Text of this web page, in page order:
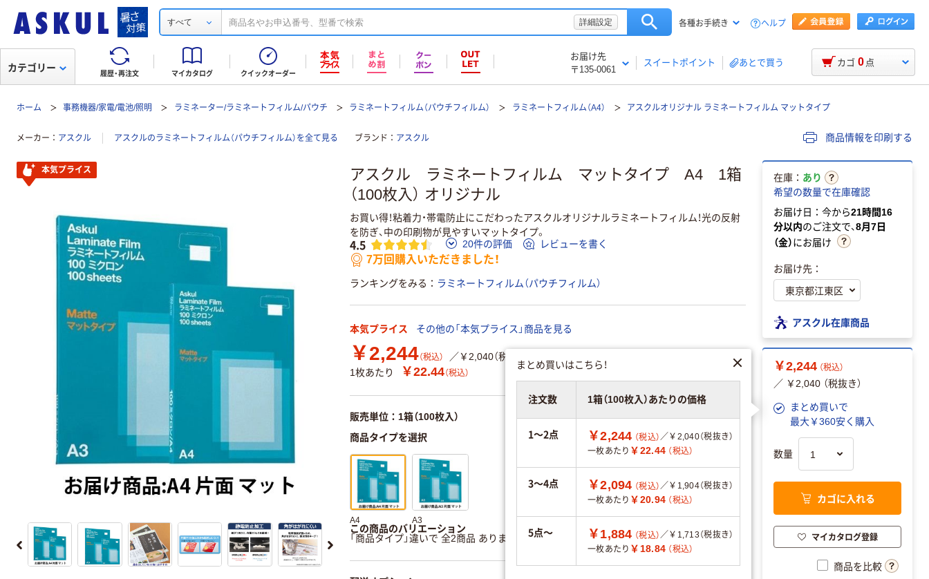
すべて 詳細設定 各種お手続き ヘルプ
履歴・再注文 マイカタログ クイックオーダー
お届け先
〒135-0061
スイートポイント あとで買う
カテゴリー カゴ 0 点
ホーム 事務機器/家電/電池/照明 ラミネーター/ラミネートフィルム/パウチ ラミネートフィルム（パウチフィルム） ラミネートフィルム（A4） アスクルオリジナル ラミネートフィルム マットタイプ
メーカー アスクル アスクルのラミネートフィルム（パウチフィルム）を全て見る ブランド アスクル 商品情報を印刷する
アスクル ラミネートフィルム マットタイプ A4 1箱
（100枚入） オリジナル
お買い得！粘着力・帯電防止にこだわったアスクルオリジナルラミネートフィルム！光の反射
を防ぎ、中の印刷物が見やすいマットタイプ。
4.5 20件の評価 レビューを書く
7万回購入いただきました！
ランキングをみる ラミネートフィルム（パウチフィルム）
本気プライス その他の「本気プライス」商品を見る
￥2,244（税込）
／￥2,040（税抜き）
1枚あたり
￥22.44（税込）
販売単位：1箱（100枚入）
商品タイプを選択
A4 A3
この商品のバリエーション
「商品タイプ」違いで 全2商品 あります。
すべてのバリエーションを見る
本気プライス
在庫： あり
希望の数量で在庫確認
お届け日：今から21時間16
分以内のご注文で、8月7日
（金）にお届け
お届け先：
アスクル在庫商品
￥2,244 （税込）
／ ￥2,040 （税抜き）
まとめ買いで
最大￥360安く購入
まとめ買いはこちら！
注文数 1箱（100枚入）あたりの価格
1～2点 ￥2,244 （税込）／￥2,040（税抜き）
一枚あたり ￥22.44 （税込）
3～4点 ￥2,094 （税込）／￥1,904（税抜き）
一枚あたり ￥20.94 （税込）
5点～ ￥1,884 （税込）／￥1,713（税抜き）
一枚あたり ￥18.84 （税込）
数量
カゴに入れる
マイカタログ登録
商品を比較